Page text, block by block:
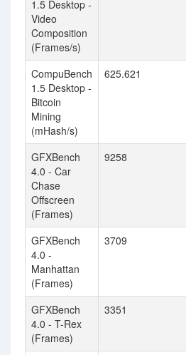
1.5 Desktop -
Video
Composition
(Frames/s)
CompuBench
1.5 Desktop -
Bitcoin
Mining
(mHash/s)
625.621
GFXBench
4.0 - Car
Chase
Offscreen
(Frames)
9258
GFXBench
4.0 -
Manhattan
(Frames)
3709
GFXBench
4.0 - T-Rex
(Frames)
3351